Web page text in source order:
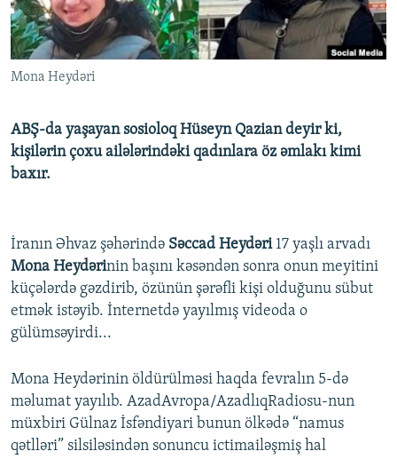
İNFOQRAFIKA
KARIKATURA
AZƏRBAYCAN ƏDƏBIYYATI KITABXANASI
İSLAM VƏ DEMOKRATIYA
İZ - MƏDƏNIYYƏT PROQRAMI
MISSIYAMIZ
PEŞƏ ETIKASI VƏ JURNALISTIKA STANDARTLARIMIZ
MATERIALLARIMIZDAN ISTIFADƏ
BIZIMLƏ ƏLAQƏ
XƏBƏR BÜLLETENLƏRIMIZ
BIZI IZLƏ
Mona Heydəri
ABŞ-da yaşayan sosioloq Hüseyn Qazian deyir ki,
kişilərin çoxu ailələrindəki qadınlara öz əmlakı kimi
baxır.
İranın Əhvaz şəhərində Səccad Heydəri 17 yaşlı arvadı
Mona Heydərinin başını kəsəndən sonra onun meyitini
küçələrdə gəzdirib, özünün şərəfli kişi olduğunu sübut
etmək istəyib. İnternetdə yayılmış videoda o
gülümsəyirdi...
Mona Heydərinin öldürülməsi haqda fevralın 5-də
məlumat yayılıb. AzadAvropa/AzadlıqRadiosu-nun
müxbiri Gülnaz İsfəndiyari bunun ölkədə “namus
qətlləri” silsiləsindən sonuncu ictimailəşmiş hal